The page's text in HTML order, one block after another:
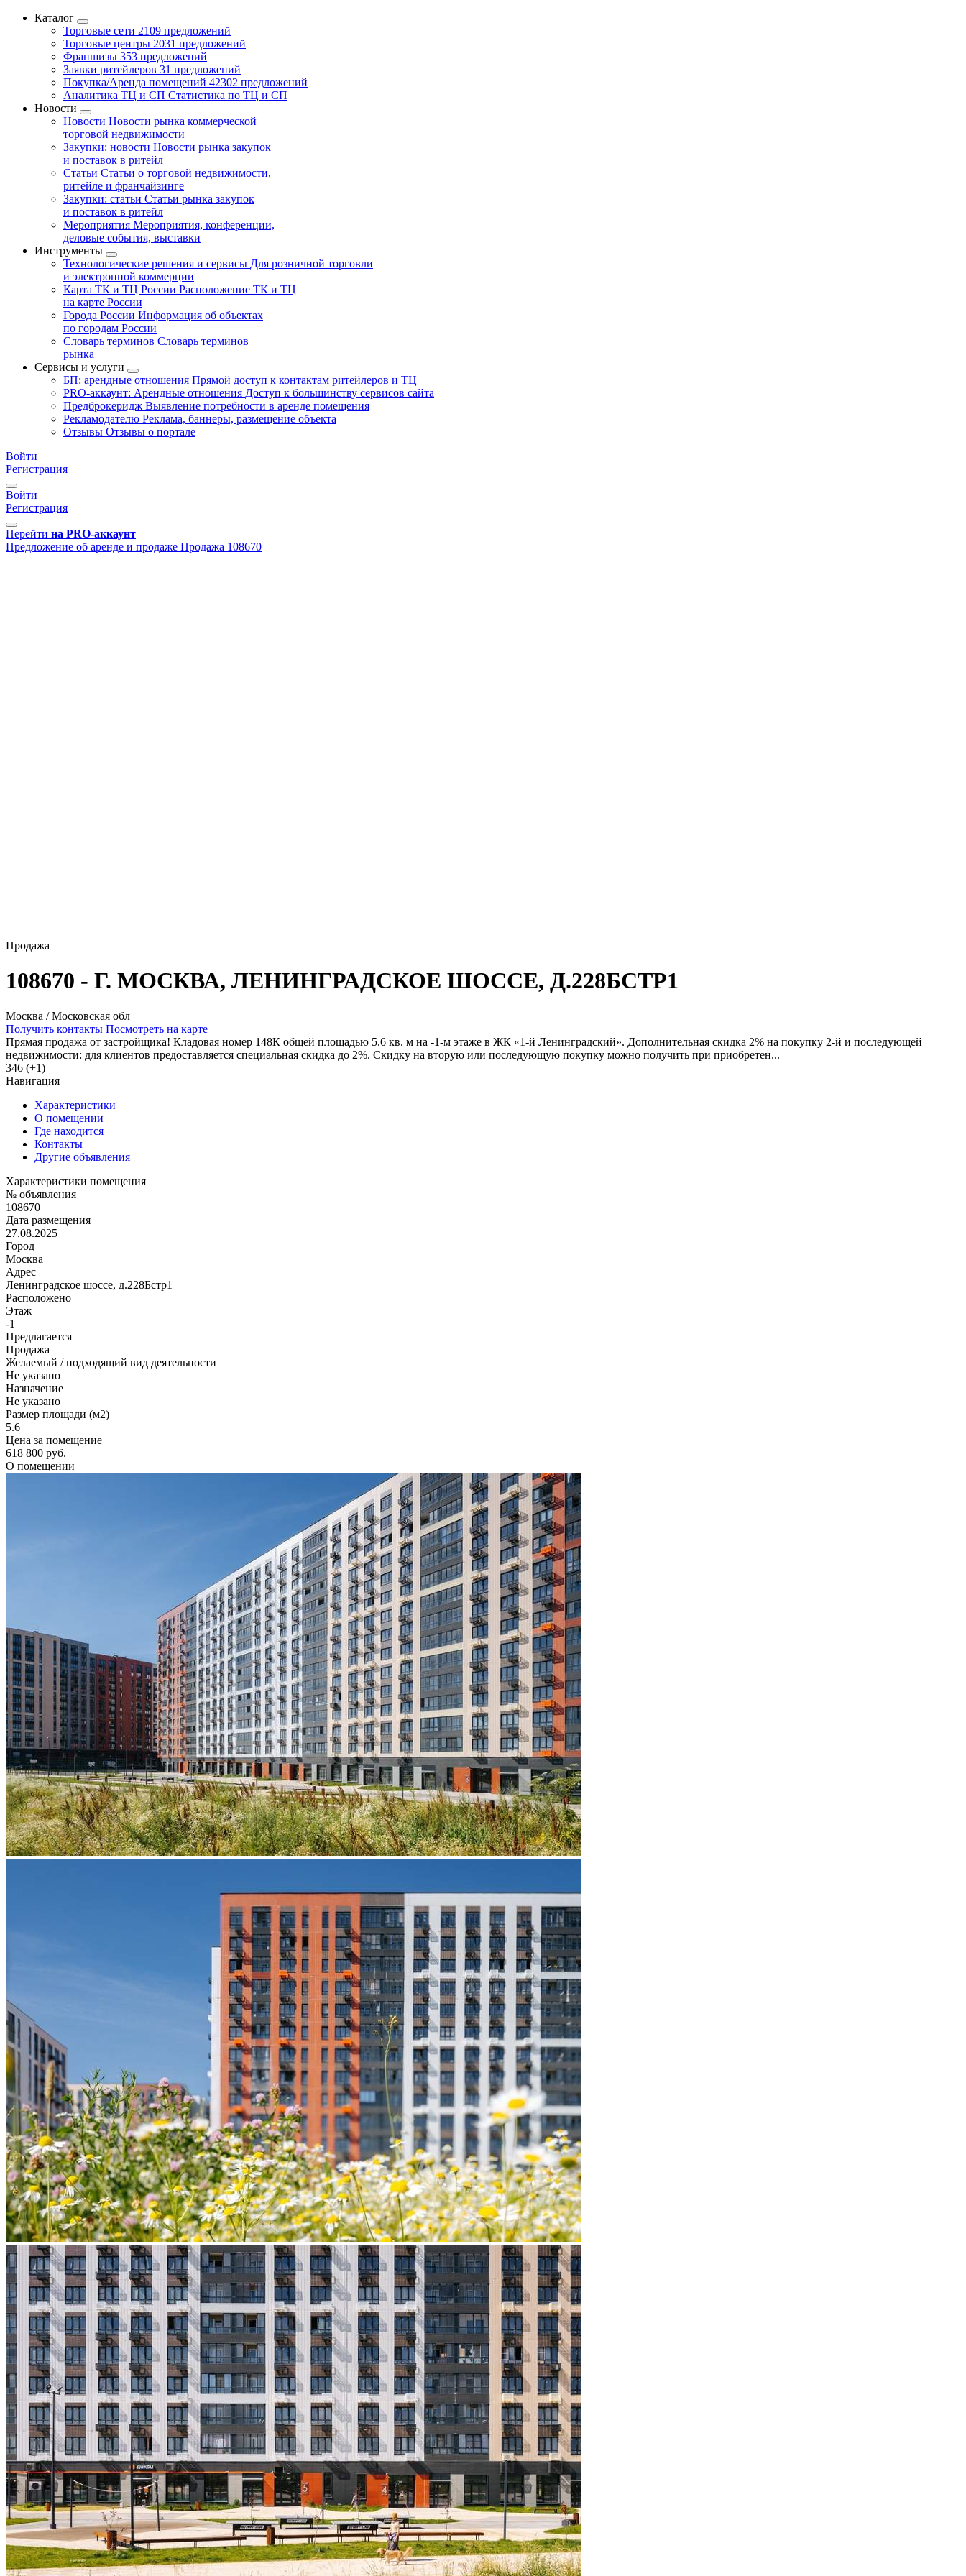
Каталог
Торговые сети 2109 предложений
Торговые центры 2031 предложений
Франшизы 353 предложений
Заявки ритейлеров 31 предложений
Покупка/Аренда помещений 42302 предложений
Аналитика ТЦ и СП Статистика по ТЦ и СП
Новости
Новости Новости рынка коммерческой
торговой недвижимости
Закупки: новости Новости рынка закупок
и поставок в ритейл
Статьи Статьи о торговой недвижимости,
ритейле и франчайзинге
Закупки: статьи Статьи рынка закупок
и поставок в ритейл
Мероприятия Мероприятия, конференции,
деловые события, выставки
Инструменты
Технологические решения и сервисы Для розничной торговли
и электронной коммерции
Карта ТК и ТЦ России Расположение ТК и ТЦ
на карте России
Города России Информация об объектах
по городам России
Словарь терминов Словарь терминов
рынка
Сервисы и услуги
БП: арендные отношения Прямой доступ к контактам ритейлеров и ТЦ
PRO-аккаунт: Арендные отношения Доступ к большинству сервисов сайта
Предброкеридж Выявление потребности в аренде помещения
Рекламодателю Реклама, баннеры, размещение объекта
Отзывы Отзывы о портале
Войти
Регистрация
Войти
Регистрация
Перейти на PRO-аккаунт
Предложение об аренде и продаже Продажа 108670
Продажа
108670 - Г. МОСКВА, ЛЕНИНГРАДСКОЕ ШОССЕ, Д.228БСТР1
Москва / Московская обл
Получить контакты Посмотреть на карте
Прямая продажа от застройщика! Кладовая номер 148К общей площадью 5.6 кв. м на -1-м этаже в ЖК «1-й Ленинградский». Дополнительная скидка 2% на покупку 2-й и последующей
недвижимости: для клиентов предоставляется специальная скидка до 2%. Скидку на вторую или последующую покупку можно получить при приобретен...
346 (+1)
Навигация
Характеристики
О помещении
Где находится
Контакты
Другие объявления
Характеристики помещения
№ объявления
108670
Дата размещения
27.08.2025
Город
Москва
Адрес
Ленинградское шоссе, д.228Бстр1
Расположено
Этаж
-1
Предлагается
Продажа
Желаемый / подходящий вид деятельности
Не указано
Назначение
Не указано
Размер площади (м2)
5.6
Цена за помещение
618 800 руб.
О помещении